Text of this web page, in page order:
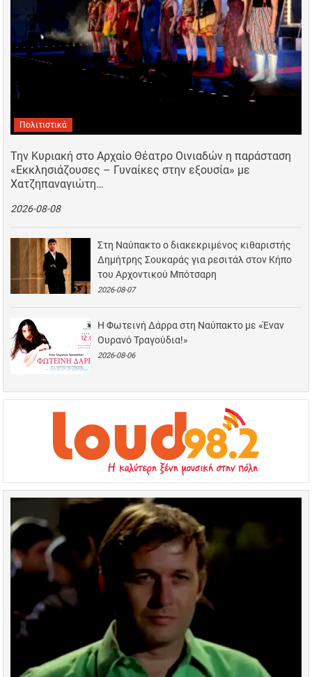
Πολιτιστικά
Την Κυριακή στο Αρχαίο Θέατρο Οινιαδών η παράσταση
«Εκκλησιάζουσες – Γυναίκες στην εξουσία» με
Χατζηπαναγιώτη…
2026-08-08
Στη Ναύπακτο ο διακεκριμένος κιθαριστής
Δημήτρης Σουκαράς για ρεσιτάλ στον Κήπο
του Αρχοντικού Μπότσαρη
2026-08-07
Η Φωτεινή Δάρρα στη Ναύπακτο με «Έναν
Ουρανό Τραγούδια!»
2026-08-06